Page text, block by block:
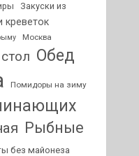
Закуски из
креветок
Москва
Обед
Помидоры на зиму
Рыбные
без майонеза